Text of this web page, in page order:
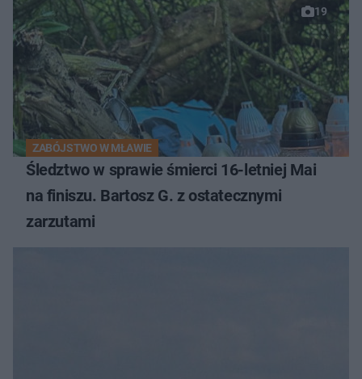
19
ZABÓJSTWO W MŁAWIE
Śledztwo w sprawie śmierci 16-letniej Mai
na finiszu. Bartosz G. z ostatecznymi
zarzutami